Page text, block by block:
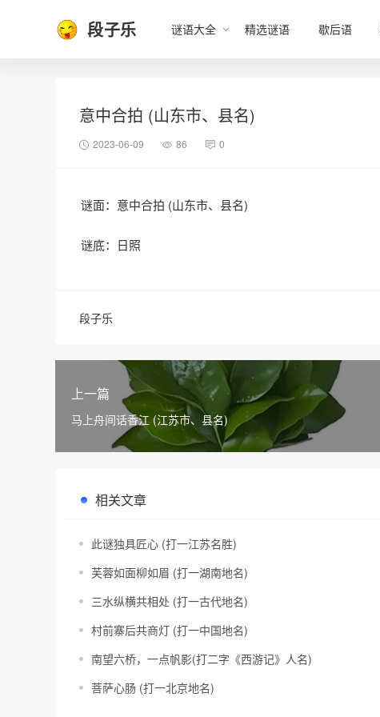
段子乐 谜语大全 精选谜语 歇后语
意中合拍 (山东市、县名)
2023-06-09 86 0
谜面：意中合拍 (山东市、县名)
谜底：日照
段子乐
上一篇
马上舟间话香江 (江苏市、县名)
相关文章
此谜独具匠心 (打一江苏名胜)
芙蓉如面柳如眉 (打一湖南地名)
三水纵横共相处 (打一古代地名)
村前寨后共商灯 (打一中国地名)
南望六桥，一点帆影(打二字《西游记》人名)
菩萨心肠 (打一北京地名)